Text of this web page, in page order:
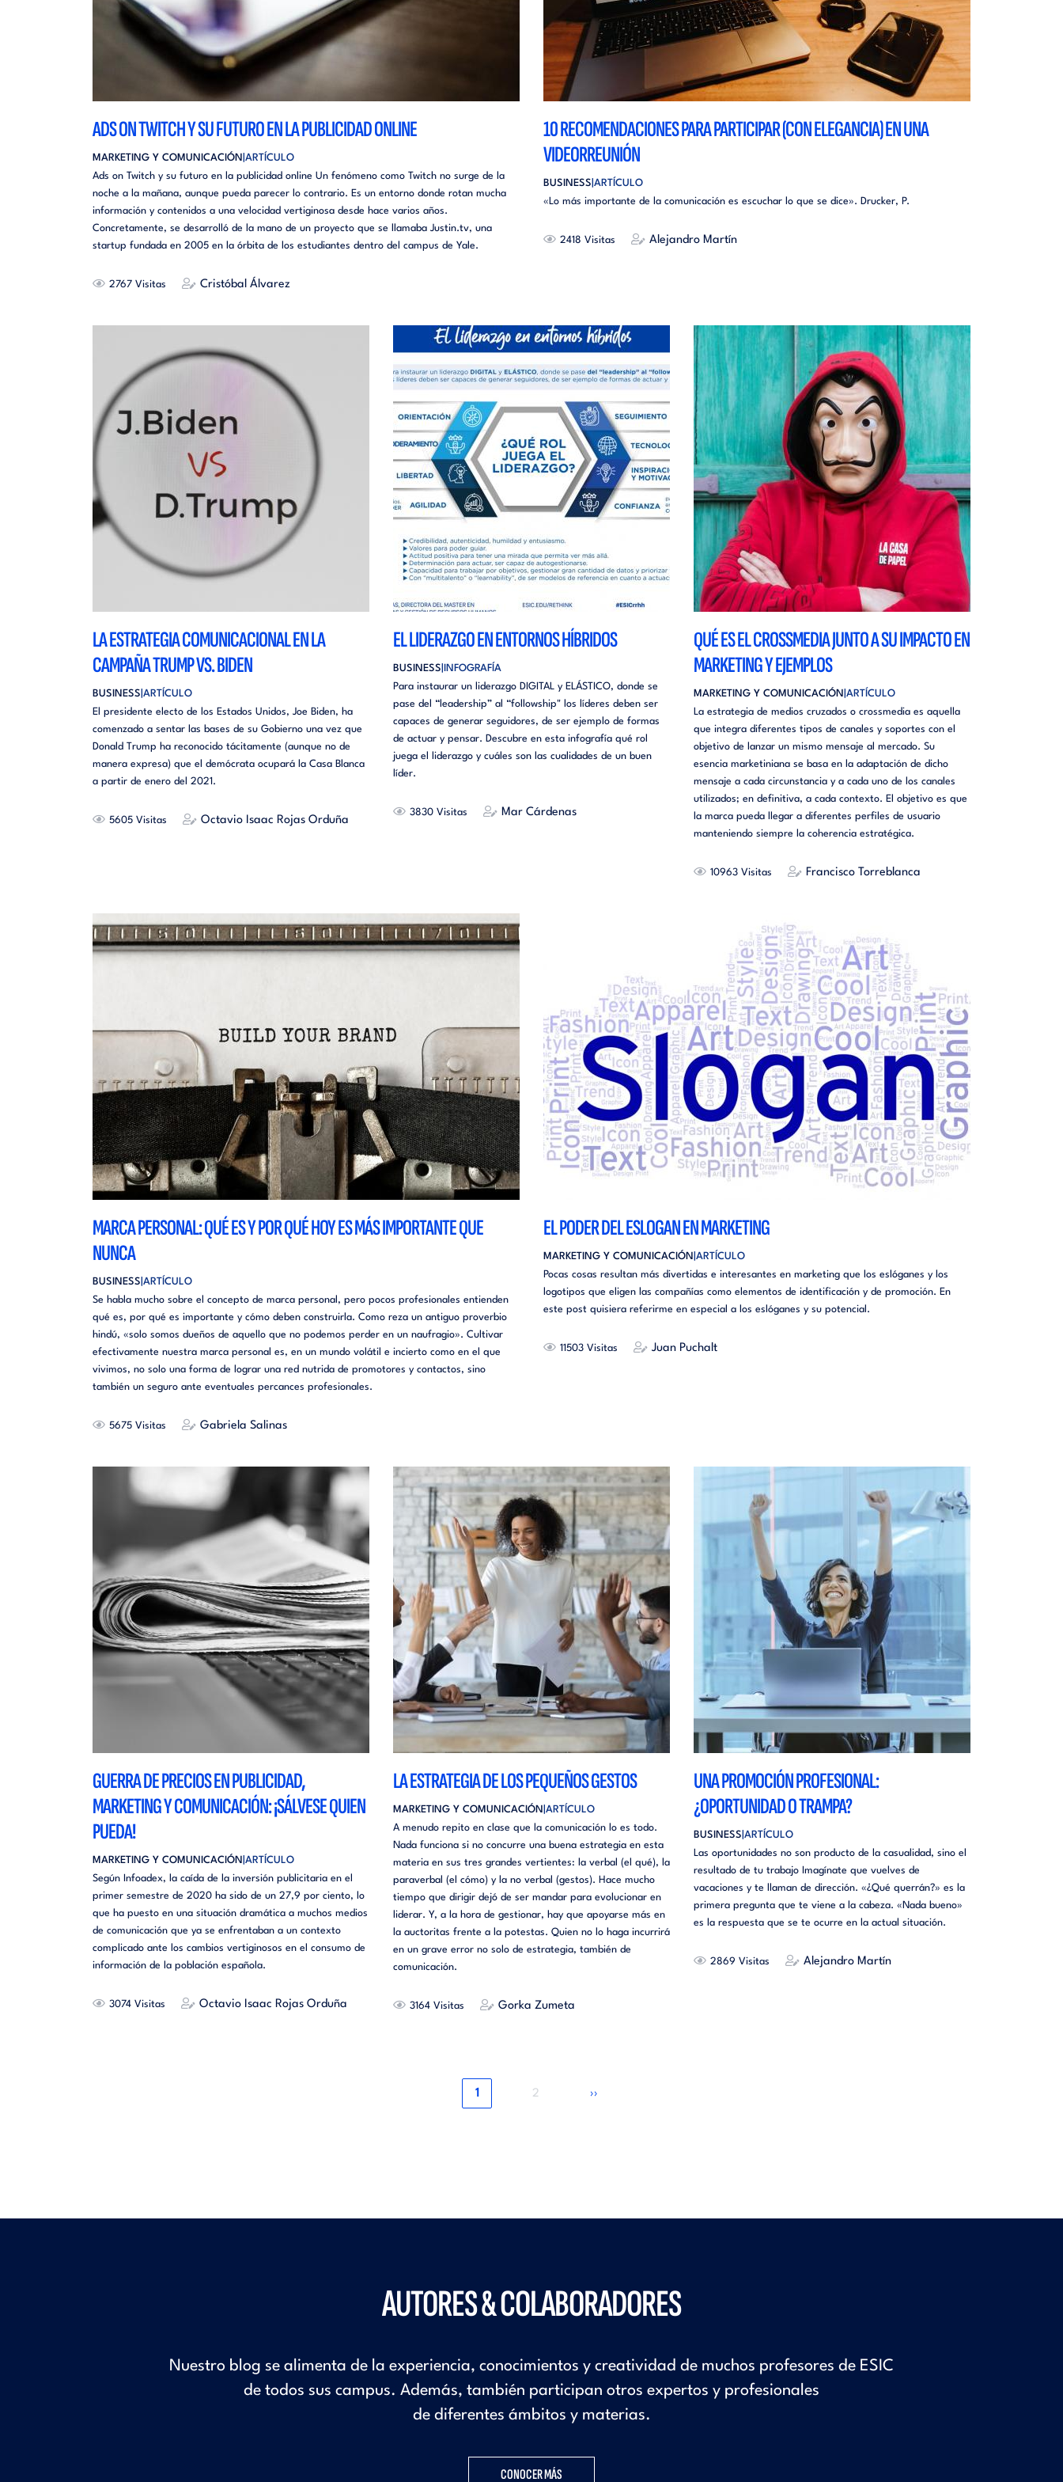
ADS ON TWITCH Y SU FUTURO EN LA PUBLICIDAD ONLINE
MARKETING Y COMUNICACIÓN ARTÍCULO
Ads on Twitch y su futuro en la publicidad online Un fenómeno como Twitch no surge de la
noche a la mañana, aunque pueda parecer lo contrario. Es un entorno donde rotan mucha
información y contenidos a una velocidad vertiginosa desde hace varios años.
Concretamente, se desarrolló de la mano de un proyecto que se llamaba Justin.tv, una
startup fundada en 2005 en la órbita de los estudiantes dentro del campus de Yale.
2767 Cristóbal Álvarez
10 RECOMENDACIONES PARA PARTICIPAR (CON ELEGANCIA) EN UNA
VIDEORREUNIÓN
BUSINESS ARTÍCULO
«Lo más importante de la comunicación es escuchar lo que se dice». Drucker, P.
2418 Alejandro Martín
LA ESTRATEGIA COMUNICACIONAL EN LA
CAMPAÑA TRUMP VS. BIDEN
BUSINESS ARTÍCULO
El presidente electo de los Estados Unidos, Joe Biden, ha
comenzado a sentar las bases de su Gobierno una vez que
Donald Trump ha reconocido tácitamente (aunque no de
manera expresa) que el demócrata ocupará la Casa Blanca
a partir de enero del 2021.
5605 Octavio Isaac Rojas Orduña
EL LIDERAZGO EN ENTORNOS HÍBRIDOS
BUSINESS
INFOGRAFÍA
Para instaurar un liderazgo DIGITAL y ELÁSTICO, donde se
pase del “leadership” al “followship" los líderes deben ser
capaces de generar seguidores, de ser ejemplo de formas
de actuar y pensar. Descubre en esta infografía qué rol
juega el liderazgo y cuáles son las cualidades de un buen
líder.
3830 Mar Cárdenas
QUÉ ES EL CROSSMEDIA JUNTO A SU IMPACTO EN
MARKETING Y EJEMPLOS
MARKETING Y COMUNICACIÓN ARTÍCULO
La estrategia de medios cruzados o crossmedia es aquella
que integra diferentes tipos de canales y soportes con el
objetivo de lanzar un mismo mensaje al mercado. Su
esencia marketiniana se basa en la adaptación de dicho
mensaje a cada circunstancia y a cada uno de los canales
utilizados; en definitiva, a cada contexto. El objetivo es que
la marca pueda llegar a diferentes perfiles de usuario
manteniendo siempre la coherencia estratégica.
10963 Francisco Torreblanca
MARCA PERSONAL: QUÉ ES Y POR QUÉ HOY ES MÁS IMPORTANTE QUE
NUNCA
BUSINESS ARTÍCULO
Se habla mucho sobre el concepto de marca personal, pero pocos profesionales entienden
qué es, por qué es importante y cómo deben construirla. Como reza un antiguo proverbio
hindú, «solo somos dueños de aquello que no podemos perder en un naufragio». Cultivar
efectivamente nuestra marca personal es, en un mundo volátil e incierto como en el que
vivimos, no solo una forma de lograr una red nutrida de promotores y contactos, sino
también un seguro ante eventuales percances profesionales.
5675 Gabriela Salinas
EL PODER DEL ESLOGAN EN MARKETING
MARKETING Y COMUNICACIÓN ARTÍCULO
Pocas cosas resultan más divertidas e interesantes en marketing que los eslóganes y los
logotipos que eligen las compañías como elementos de identificación y de promoción. En
este post quisiera referirme en especial a los eslóganes y su potencial.
11503 Juan Puchalt
GUERRA DE PRECIOS EN PUBLICIDAD,
MARKETING Y COMUNICACIÓN: ¡SÁLVESE QUIEN
PUEDA!
MARKETING Y COMUNICACIÓN ARTÍCULO
Según Infoadex, la caída de la inversión publicitaria en el
primer semestre de 2020 ha sido de un 27,9 por ciento, lo
que ha puesto en una situación dramática a muchos medios
de comunicación que ya se enfrentaban a un contexto
complicado ante los cambios vertiginosos en el consumo de
información de la población española.
3074 Octavio Isaac Rojas Orduña
LA ESTRATEGIA DE LOS PEQUEÑOS GESTOS
MARKETING Y COMUNICACIÓN ARTÍCULO
A menudo repito en clase que la comunicación lo es todo.
Nada funciona si no concurre una buena estrategia en esta
materia en sus tres grandes vertientes: la verbal (el qué), la
paraverbal (el cómo) y la no verbal (gestos). Hace mucho
tiempo que dirigir dejó de ser mandar para evolucionar en
liderar. Y, a la hora de gestionar, hay que apoyarse más en
la auctoritas frente a la potestas. Quien no lo haga incurrirá
en un grave error no solo de estrategia, también de
comunicación.
3164 Gorka Zumeta
UNA PROMOCIÓN PROFESIONAL:
¿OPORTUNIDAD O TRAMPA?
BUSINESS ARTÍCULO
Las oportunidades no son producto de la casualidad, sino el
resultado de tu trabajo Imagínate que vuelves de
vacaciones y te llaman de dirección. «¿Qué querrán?» es la
primera pregunta que te viene a la cabeza. «Nada bueno»
es la respuesta que se te ocurre en la actual situación.
2869 Alejandro Martín
Página
1
Página
2 ››
AUTORES & COLABORADORES
Nuestro blog se alimenta de la experiencia, conocimientos y creatividad de muchos profesores de ESIC
de todos sus campus. Además, también participan otros expertos y profesionales
de diferentes ámbitos y materias.
CONOCER MÁS